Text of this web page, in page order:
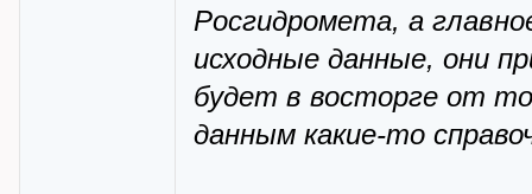
Росгидромета, а
исходные данные, они
будет в восторге от
данным какие-то